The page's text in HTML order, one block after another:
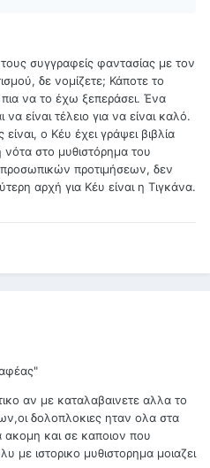
συγγραφείς φαντασίας με τον
δε νομίζετε; Κάποτε το
να το έχω ξεπεράσει. Ένα
είναι τέλειο για να είναι καλό.
ο Κέυ έχει γράψει βιβλία
στο μυθιστόρημα του
προτιμήσεων, δεν
αρχή για Κέυ είναι η Τιγκάνα.
αν με καταλαβαινετε αλλα το
δολοπλοκιες ηταν ολα στα
ακομη και σε καποιον που
με ιστορικο μυθιστορημα μοιαζει